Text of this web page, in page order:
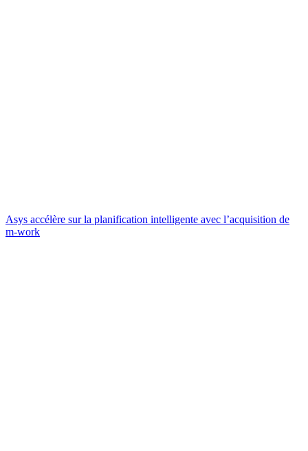
Asys accélère sur la planification intelligente avec l’acquisition de
m-work